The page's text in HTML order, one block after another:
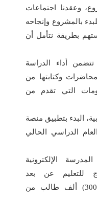
وعقدنا اجتماعات
بالمشروع وإنجاحه
بطريقة نتأمل أن
تتضمن أداء الدراسة
وكتابتها من
التي تقدم من
البدء بتطبيق منصة
الدراسي الحالي
الإلكترونية
للتعليم عن بعد
وستستهدف كخطة أولية نحو (300) ألف طالب من